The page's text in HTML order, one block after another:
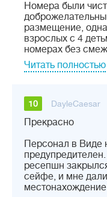
Номера были
размещение,
взрослых с 4
номерах без
Читать полностью
10 DayleCaesar
Прекрасно
Персонал в Виде
ресепшн
сейфе, и мне дали